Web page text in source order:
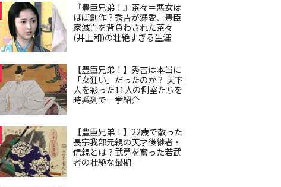
『豊臣兄弟！』茶々＝悪女は
ほぼ創作？秀吉が溺愛、豊臣
家滅亡を背負わされた茶々
(井上和)の壮絶すぎる生涯
【豊臣兄弟！】秀吉は本当に
「女狂い」だったのか？ 天下
人を彩った11人の側室たちを
時系列で一挙紹介
【豊臣兄弟！】22歳で散った
長宗我部元親の天才後継者・
信親とは？武勇を奮った若武
者の壮絶な最期